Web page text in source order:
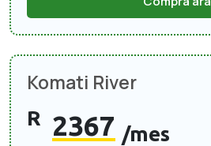
Komati River
R 2367 /mes